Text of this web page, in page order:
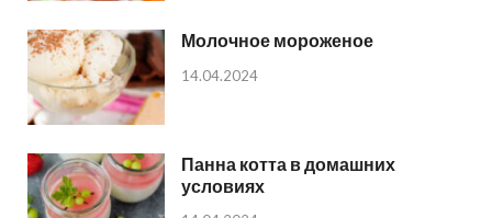
Молочное мороженое
14.04.2024
Панна котта в домашних
условиях